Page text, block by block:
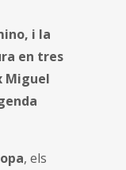
i la
en tres
Miguel
, els